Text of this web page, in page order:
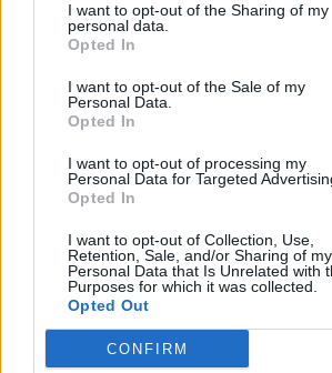
I want to opt-out of the Sharing of my
personal data.
Opted In
I want to opt-out of the Sale of my
Personal Data.
Opted In
I want to opt-out of processing my
Personal Data for Targeted
Opted In
I want to opt-out of Collection, Use,
Retention, Sale, and/or Sharing of my
Personal Data that Is Unrelated with
Purposes for which it was collected.
Opted Out
CONFIRM
Dar vienas elektros tiekimo
sutrikimas Europoje: šįkart
nustojo veikti Londono
(1)
„Gaisras tiriamas, o kol vyksta
kordonai. Turinčių informacijos
skambinti policijai telefonu